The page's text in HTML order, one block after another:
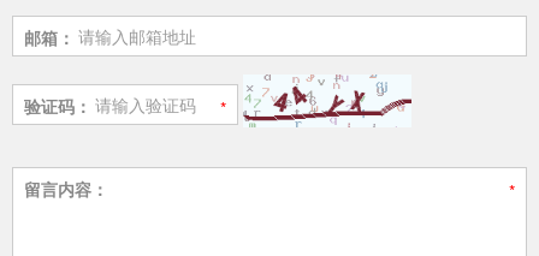
邮箱：
验证码：
留言内容：